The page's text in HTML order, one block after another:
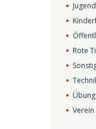
Rote
Übung
Verein